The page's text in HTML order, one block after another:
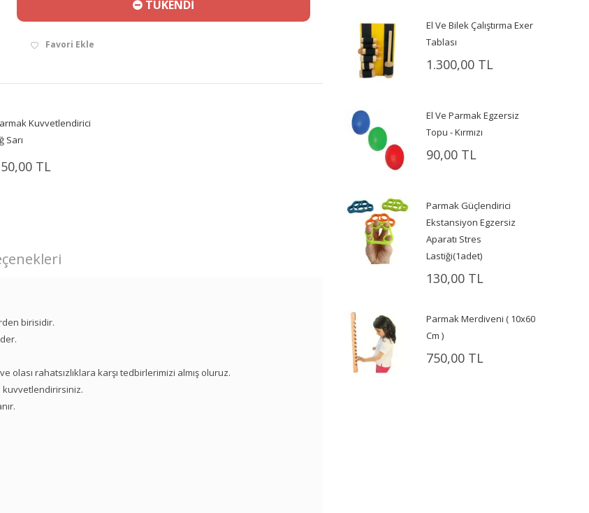
TÜKENDİ
Favori Ekle
Kuvvetlendirici
Sarı
TL
birisidir.
olası rahatsızlıklara karşı tedbirlerimizi almış oluruz.
kuvvetlendirirsiniz.
El Ve Bilek Çalıştırma Exer
Tablası
1.300,00 TL
El Ve Parmak Egzersiz
Topu - Kırmızı
90,00 TL
Parmak Güçlendirici
Ekstansiyon Egzersiz
Aparatı Stres
Lastiği(1adet)
130,00 TL
Parmak Merdiveni ( 10x60
Cm )
750,00 TL